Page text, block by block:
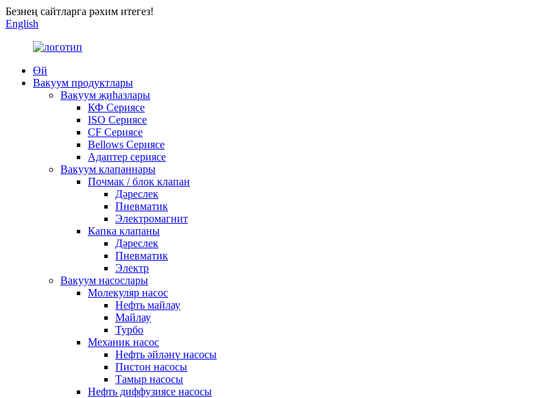
Безнең сайтларга рәхим итегез!
English
Өй
Вакуум продуктлары
Вакуум җиһазлары
КФ Сериясе
ISO Сериясе
CF Сериясе
Bellows Сериясе
Адаптер сериясе
Вакуум клапаннары
Почмак / блок клапан
Дәреслек
Пневматик
Электромагнит
Капка клапаны
Дәреслек
Пневматик
Электр
Вакуум насослары
Молекуляр насос
Нефть майлау
Майлау
Турбо
Механик насос
Нефть әйләнү насосы
Пистон насосы
Тамыр насосы
Нефть диффузиясе насосы